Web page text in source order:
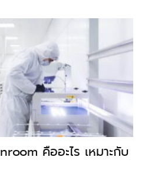
คืออะไร เหมาะกับ